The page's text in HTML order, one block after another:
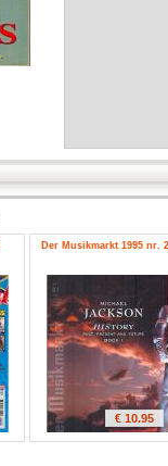
Der Musikmarkt 1995 nr.
€ 10.95